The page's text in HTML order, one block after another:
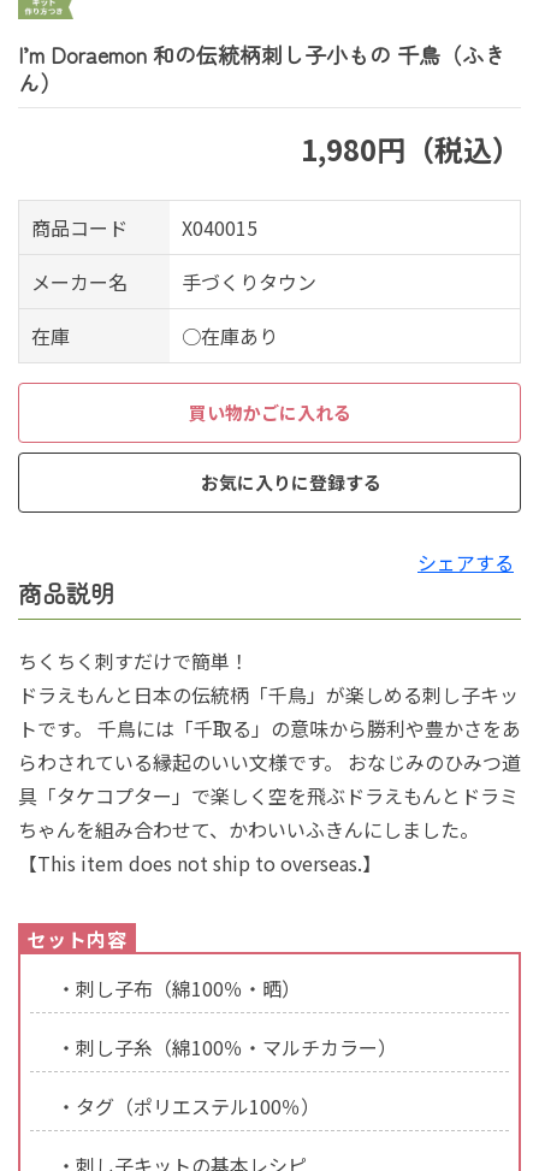
I’m Doraemon 和の伝統柄刺し子小もの 千鳥（ふき
ん）
1,980円（税込）
商品コード
X040015
メーカー名
手づくりタウン
在庫
○在庫あり
買い物かごに入れる
お気に入りに登録する
シェアする
商品説明
ちくちく刺すだけで簡単！
ドラえもんと日本の伝統柄「千鳥」が楽しめる刺し子キッ
トです。 千鳥には「千取る」の意味から勝利や豊かさをあ
らわされている縁起のいい文様です。 おなじみのひみつ道
具「タケコプター」で楽しく空を飛ぶドラえもんとドラミ
ちゃんを組み合わせて、かわいいふきんにしました。
【This item does not ship to overseas.】
・刺し子布（綿100％・晒）
・刺し子糸（綿100％・マルチカラー）
・タグ（ポリエステル100％）